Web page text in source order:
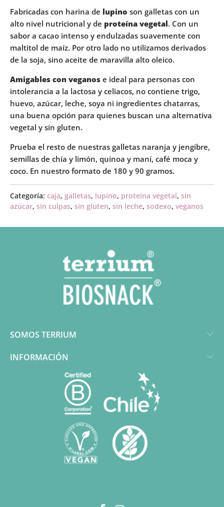
Fabricadas con harina de lupino son galletas con un
alto nivel nutricional y de proteína vegetal. Con un
sabor a cacao intenso y endulzadas suavemente con
maltitol de maíz. Por otro lado no utilizamos derivados
de la soja, sino aceite de maravilla alto oleico.
Amigables con veganos e ideal para personas con
intolerancia a la lactosa y celiacos, no contiene trigo,
huevo, azúcar, leche, soya ni ingredientes chatarras,
una buena opción para quienes buscan una alternativa
vegetal y sin gluten.
Prueba el resto de nuestras galletas naranja y jengibre,
semillas de chía y limón, quinoa y maní, café moca y
coco. En nuestro formato de 180 y 90 gramos.
Categoría: caja, galletas, lupino, proteína vegetal, sin
azúcar, sin culpas, sin gluten, sin leche, sodexo, veganos
SOMOS TERRIUM
INFORMACIÓN